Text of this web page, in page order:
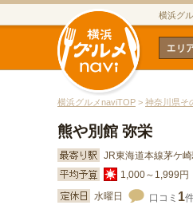
横浜グ
横浜グルメnaviTOP > 神奈川県そ
熊や別館 弥栄
JR東海道本線茅ケ
1,000～1,999円
水曜日
口コミ 1